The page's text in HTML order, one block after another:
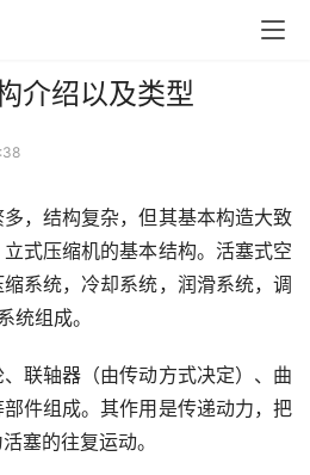
介绍以及类型
，结构复杂，但其基本构造大致
式压缩机的基本结构。活塞式空
系统，冷却系统，润滑系统，调
统组成。
联轴器（由传动方式决定）、曲
件组成。其作用是传递动力，把
塞的往复运动。